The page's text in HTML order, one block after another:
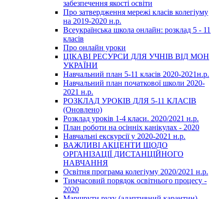
забезпечення якості освіти
Про затвердження мережі класів колегіуму
на 2019-2020 н.р.
Всеукраїнська школа онлайн: розклад 5 - 11
класів
Про онлайн уроки
ЦІКАВІ РЕСУРСИ ДЛЯ УЧНІВ ВІД МОН
УКРАЇНИ
Навчальний план 5-11 класів 2020-2021н.р.
Навчальний план початкової школи 2020-
2021 н.р.
РОЗКЛАД УРОКІВ ДЛЯ 5-11 КЛАСІВ
(Оновлено)
Розклад уроків 1-4 класи. 2020/2021 н.р.
План роботи на осінніх канікулах - 2020
Навчальні екскурсії у 2020-2021 н.р.
ВАЖЛИВІ АКЦЕНТИ ЩОДО
ОРГАНІЗАЦІЇ ДИСТАНЦІЙНОГО
НАВЧАННЯ
Освітня програма колегіуму 2020/2021 н.р.
Тимчасовий порядок освітнього процесу -
2020